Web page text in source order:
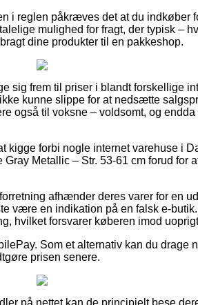
i reglen påkræves det at du indkøber
mulighed for fragt, der typisk –
dine produkter til en pakkeshop.
sig frem til priser i blandt forskellige
kunne slippe for at nedsætte
også til voksne – voldsomt, og
kigge forbi nogle internet varehuse i
Metallic – Str. 53-61 cm forud for
afhænder deres varer for en
være en indikation på en falsk e-
hvilket forsvarer køberen imod
Som et alternativ kan du drage
prisen senere.
på nettet kan de principielt bese